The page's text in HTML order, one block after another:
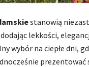
stanowią
lekkości,
wybór na ciepłe dni,
prezentować